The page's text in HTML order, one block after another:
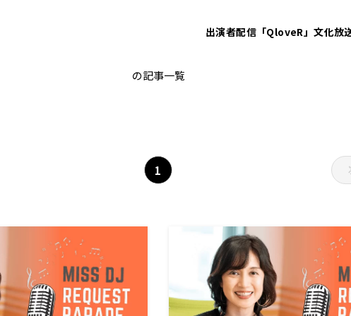
出演者配信「QloveR」文化放
シティポップ
の記事一覧
1